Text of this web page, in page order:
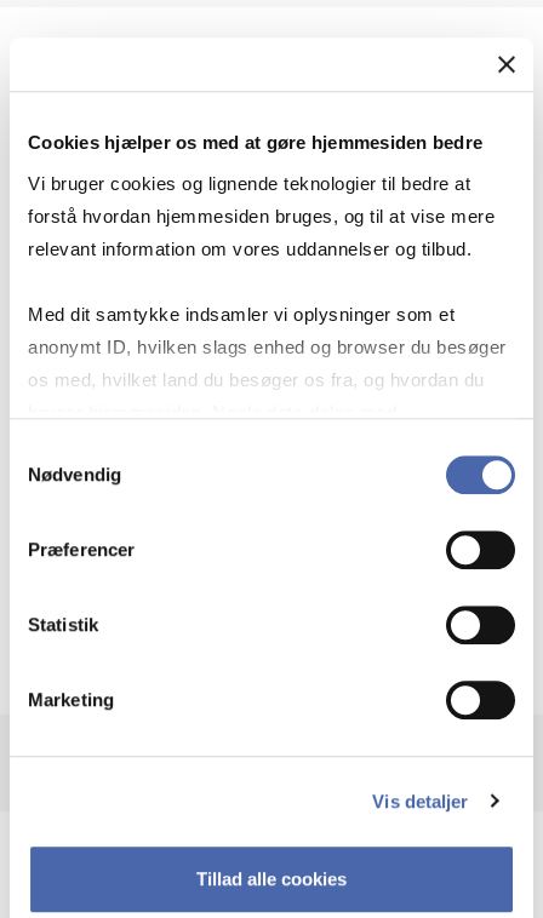
Cookies hjælper os med at gøre hjemmesiden bedre
Vi bruger cookies og lignende teknologier til bedre at
forstå hvordan hjemmesiden bruges, og til at vise mere
relevant information om vores uddannelser og tilbud.
Med dit samtykke indsamler vi oplysninger som et
anonymt ID, hvilken slags enhed og browser du besøger
os med, hvilket land du besøger os fra, og hvordan du
markedsføring. Du bestemmer selv - og kan altid trække
Nødvendig
Præferencer
Statistik
Marketing
Vis detaljer
Tillad alle cookies
Geopolitik og businesssikkerhed
navigerer man som virksomhed?
Krigen i Ukraine